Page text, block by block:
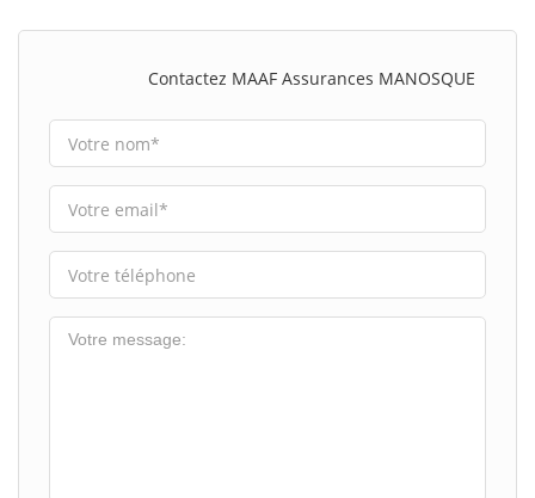
Contactez MAAF Assurances MANOSQUE